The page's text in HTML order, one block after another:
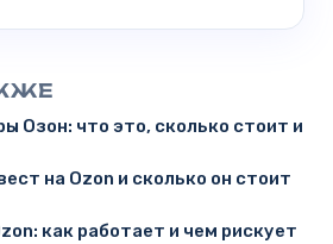
Озон: что это, сколько стоит и
на Ozon и сколько он стоит
как работает и чем рискует